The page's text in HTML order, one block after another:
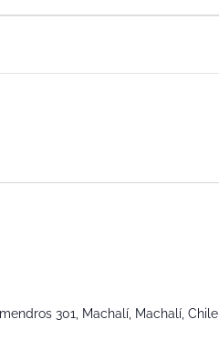
301, Machalí, Machalí, Chile